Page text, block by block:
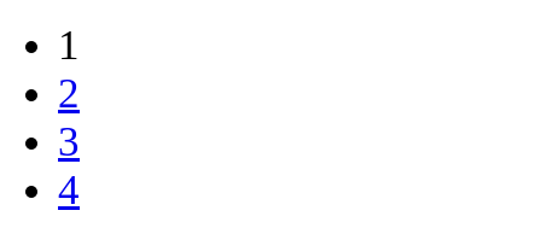
1
2
3
4